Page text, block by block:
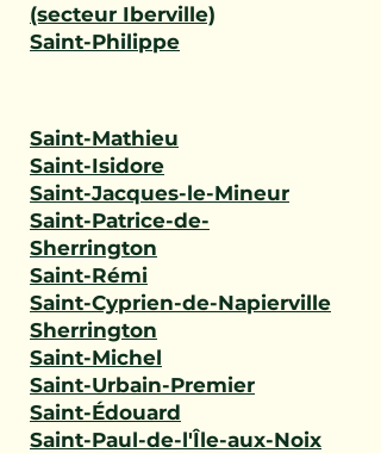
(secteur Iberville)
Saint-Philippe
Saint-Mathieu
Saint-Isidore
Saint-Jacques-le-Mineur
Saint-Patrice-de-
Sherrington
Saint-Rémi
Saint-Cyprien-de-Napierville
Sherrington
Saint-Michel
Saint-Urbain-Premier
Saint-Édouard
Saint-Paul-de-l'Île-aux-Noix